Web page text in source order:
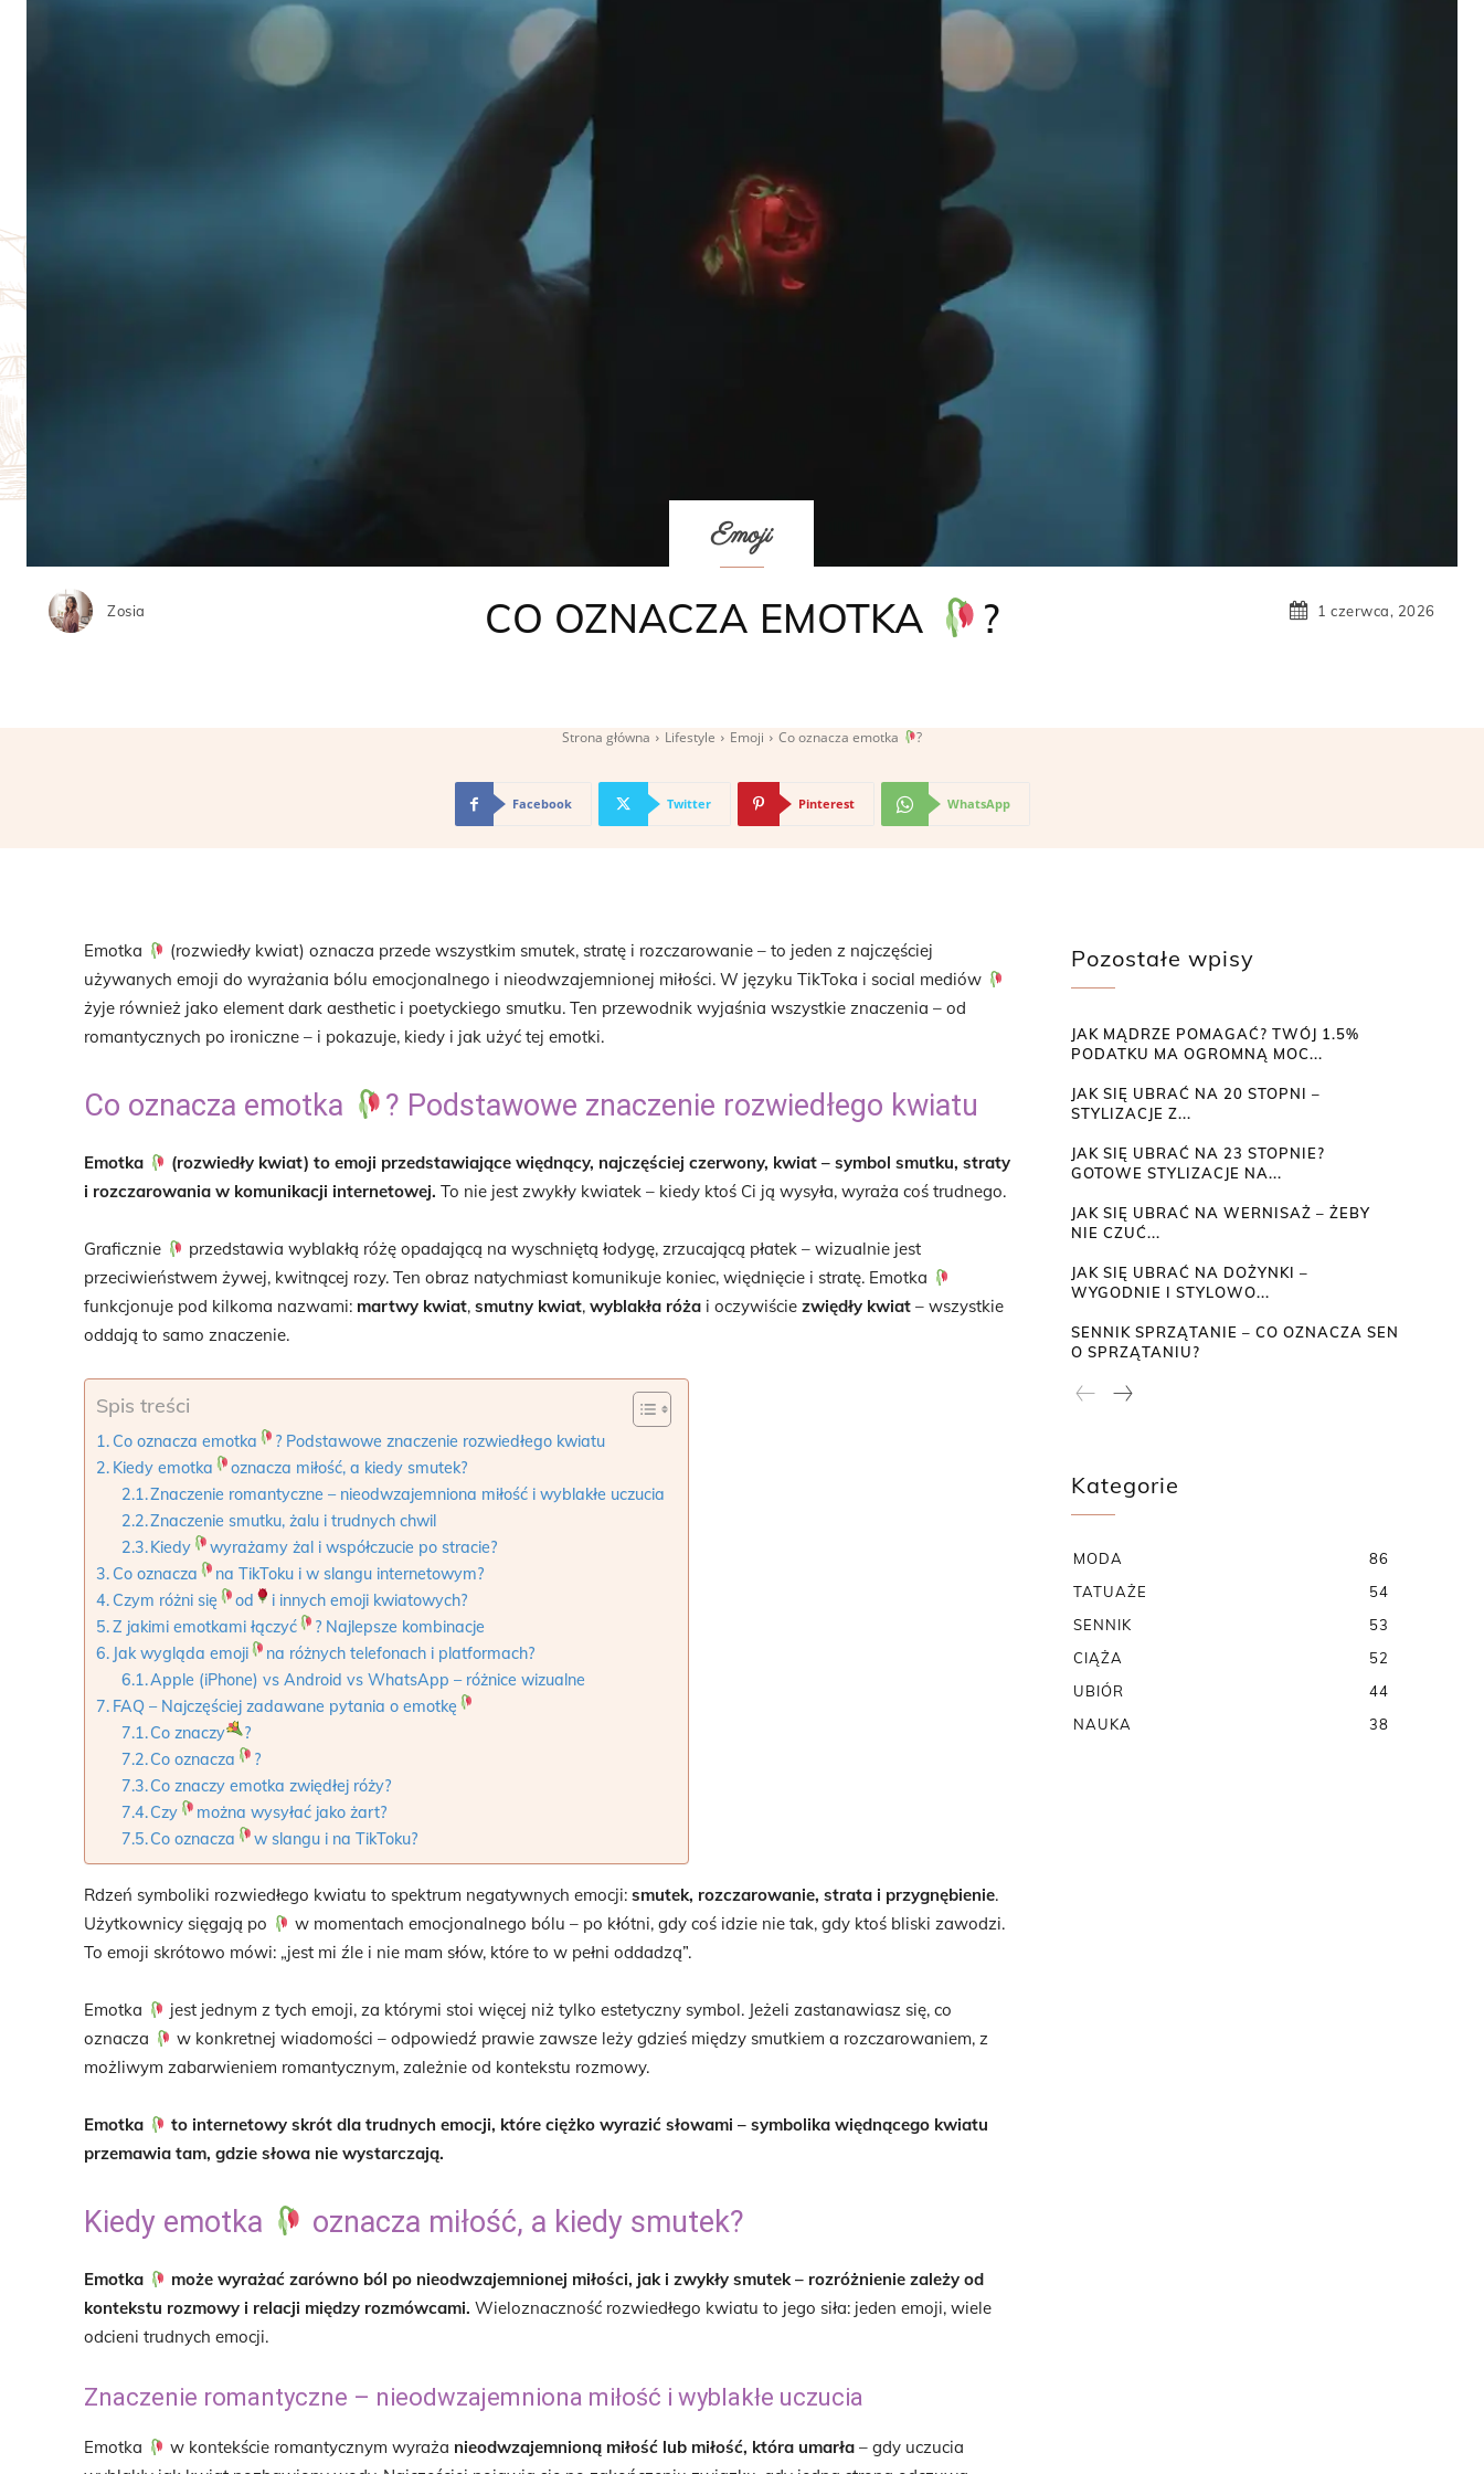
Zosia
Emoji
CO OZNACZA EMOTKA ? 1 czerwca, 2026
Strona główna Lifestyle Emoji Co oznacza emotka ?
Facebook Twitter Pinterest WhatsApp
Emotka
(rozwiedły kwiat) oznacza przede wszystkim smutek, stratę i rozczarowanie – to jeden z najczęściej
używanych emoji do wyrażania bólu emocjonalnego i nieodwzajemnionej miłości. W języku TikToka i social mediów
żyje również jako element dark aesthetic i poetyckiego smutku. Ten przewodnik wyjaśnia wszystkie znaczenia – od
romantycznych po ironiczne – i pokazuje, kiedy i jak użyć tej emotki.
Co oznacza emotka ? Podstawowe znaczenie rozwiedłego kwiatu
Emotka
(rozwiedły kwiat) to emoji przedstawiające więdnący, najczęściej czerwony, kwiat – symbol smutku, straty
i rozczarowania w komunikacji internetowej. To nie jest zwykły kwiatek – kiedy ktoś Ci ją wysyła, wyraża coś trudnego.
Graficznie
przedstawia wyblakłą różę opadającą na wyschniętą łodygę, zrzucającą płatek – wizualnie jest
przeciwieństwem żywej, kwitnącej rozy. Ten obraz natychmiast komunikuje koniec, więdnięcie i stratę. Emotka
funkcjonuje pod kilkoma nazwami: martwy kwiat, smutny kwiat, wyblakła róża i oczywiście zwiędły kwiat – wszystkie
oddają to samo znaczenie.
Spis treści
Co oznacza emotka
? Podstawowe znaczenie rozwiedłego kwiatu
Kiedy emotka
oznacza miłość, a kiedy smutek?
Znaczenie romantyczne – nieodwzajemniona miłość i wyblakłe uczucia
Znaczenie smutku, żalu i trudnych chwil
Kiedy
wyrażamy żal i współczucie po stracie?
Co oznacza
na TikToku i w slangu internetowym?
Czym różni się
od
i innych emoji kwiatowych?
Z jakimi emotkami łączyć
? Najlepsze kombinacje
Jak wygląda emoji
na różnych telefonach i platformach?
Apple (iPhone) vs Android vs WhatsApp – różnice wizualne
FAQ – Najczęściej zadawane pytania o emotkę
Co znaczy
?
Co oznacza
?
Co znaczy emotka zwiędłej róży?
Czy
można wysyłać jako żart?
Co oznacza
w slangu i na TikToku?
Rdzeń symboliki rozwiedłego kwiatu to spektrum negatywnych emocji: smutek, rozczarowanie, strata i przygnębienie.
Użytkownicy sięgają po
w momentach emocjonalnego bólu – po kłótni, gdy coś idzie nie tak, gdy ktoś bliski zawodzi.
To emoji skrótowo mówi: „jest mi źle i nie mam słów, które to w pełni oddadzą”.
Emotka
jest jednym z tych emoji, za którymi stoi więcej niż tylko estetyczny symbol. Jeżeli zastanawiasz się, co
oznacza
w konkretnej wiadomości – odpowiedź prawie zawsze leży gdzieś między smutkiem a rozczarowaniem, z
możliwym zabarwieniem romantycznym, zależnie od kontekstu rozmowy.
Emotka
to internetowy skrót dla trudnych emocji, które ciężko wyrazić słowami – symbolika więdnącego kwiatu
przemawia tam, gdzie słowa nie wystarczają.
Kiedy emotka oznacza miłość, a kiedy smutek?
Emotka
może wyrażać zarówno ból po nieodwzajemnionej miłości, jak i zwykły smutek – rozróżnienie zależy od
kontekstu rozmowy i relacji między rozmówcami. Wieloznaczność rozwiedłego kwiatu to jego siła: jeden emoji, wiele
odcieni trudnych emocji.
Znaczenie romantyczne – nieodwzajemniona miłość i wyblakłe uczucia
Emotka w kontekście romantycznym wyraża nieodwzajemnioną miłość lub miłość, która umarła – gdy uczucia
Pozostałe wpisy
JAK MĄDRZE POMAGAĆ? TWÓJ 1.5%
PODATKU MA OGROMNĄ MOC...
JAK SIĘ UBRAĆ NA 20 STOPNI –
STYLIZACJE Z...
JAK SIĘ UBRAĆ NA 23 STOPNIE?
GOTOWE STYLIZACJE NA...
JAK SIĘ UBRAĆ NA WERNISAŻ – ŻEBY
NIE CZUĆ...
JAK SIĘ UBRAĆ NA DOŻYNKI –
WYGODNIE I STYLOWO...
SENNIK SPRZĄTANIE – CO OZNACZA SEN
O SPRZĄTANIU?
Kategorie
MODA
86
TATUAŻE
54
SENNIK
53
CIĄŻA
52
UBIÓR
44
NAUKA
38